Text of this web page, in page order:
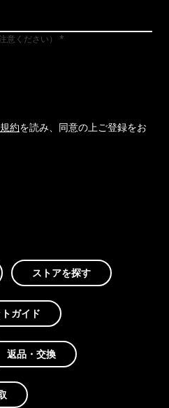
意ください）
約を読み、同意の上ご登録をお
ストアを探す
ガイド
返品・交換